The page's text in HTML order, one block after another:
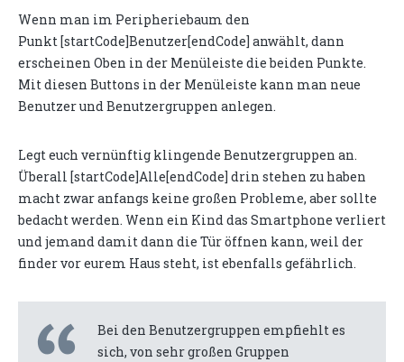
Wenn man im Peripheriebaum den
Punkt [startCode]Benutzer[endCode] anwählt, dann
erscheinen Oben in der Menüleiste die beiden Punkte.
Mit diesen Buttons in der Menüleiste kann man neue
Benutzer und Benutzergruppen anlegen.
Legt euch vernünftig klingende Benutzergruppen an.
Überall [startCode]Alle[endCode] drin stehen zu haben
macht zwar anfangs keine großen Probleme, aber sollte
bedacht werden. Wenn ein Kind das Smartphone verliert
und jemand damit dann die Tür öffnen kann, weil der
finder vor eurem Haus steht, ist ebenfalls gefährlich.
Bei den Benutzergruppen empfiehlt es
sich, von sehr großen Gruppen